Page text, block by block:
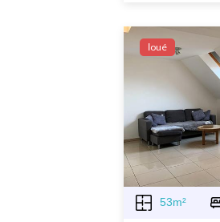
Ιoué
53m²